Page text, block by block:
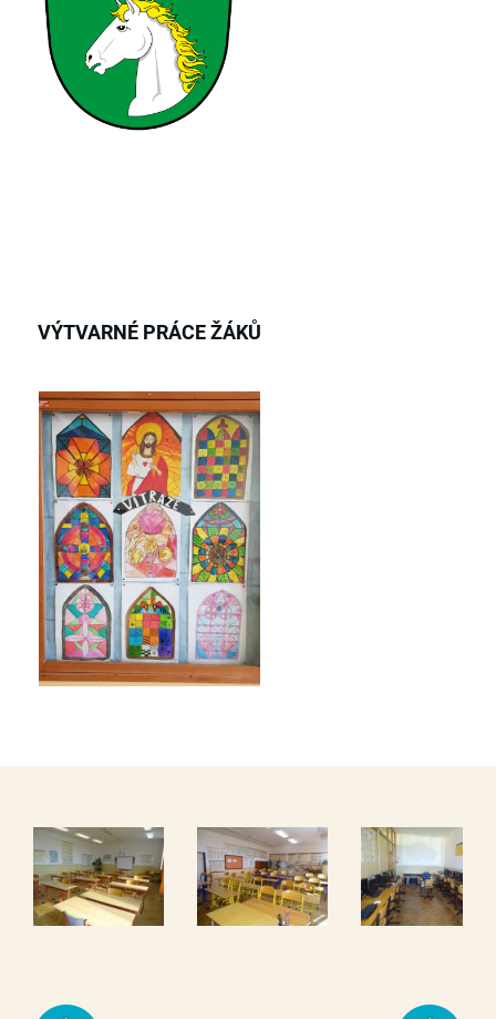
VÝTVARNÉ PRÁCE ŽÁKŮ